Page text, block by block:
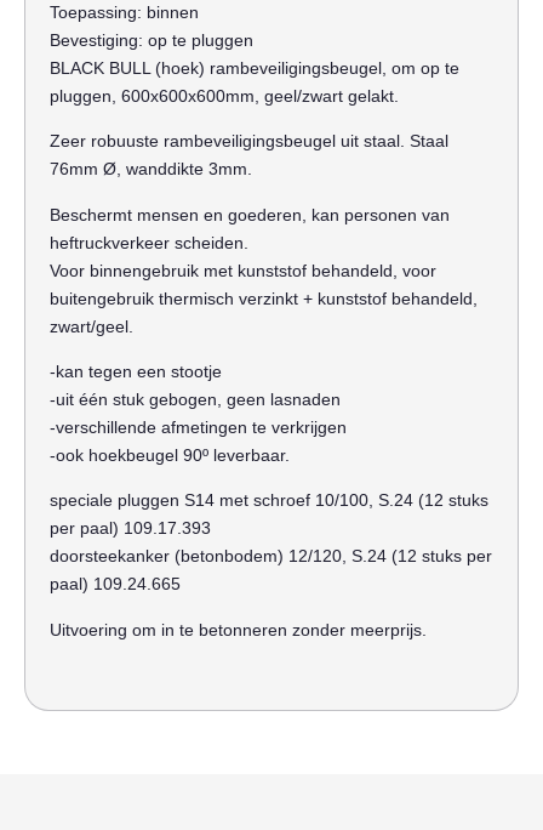
Toepassing: binnen
Bevestiging: op te pluggen
BLACK BULL (hoek) rambeveiligingsbeugel, om op te
pluggen, 600x600x600mm, geel/zwart gelakt.
Zeer robuuste rambeveiligingsbeugel uit staal. Staal
76mm Ø, wanddikte 3mm.
Beschermt mensen en goederen, kan personen van
heftruckverkeer scheiden.
Voor binnengebruik met kunststof behandeld, voor
buitengebruik thermisch verzinkt + kunststof behandeld,
zwart/geel.
-kan tegen een stootje
-uit één stuk gebogen, geen lasnaden
-verschillende afmetingen te verkrijgen
-ook hoekbeugel 90º leverbaar.
speciale pluggen S14 met schroef 10/100, S.24 (12 stuks
per paal) 109.17.393
doorsteekanker (betonbodem) 12/120, S.24 (12 stuks per
paal) 109.24.665
Uitvoering om in te betonneren zonder meerprijs.